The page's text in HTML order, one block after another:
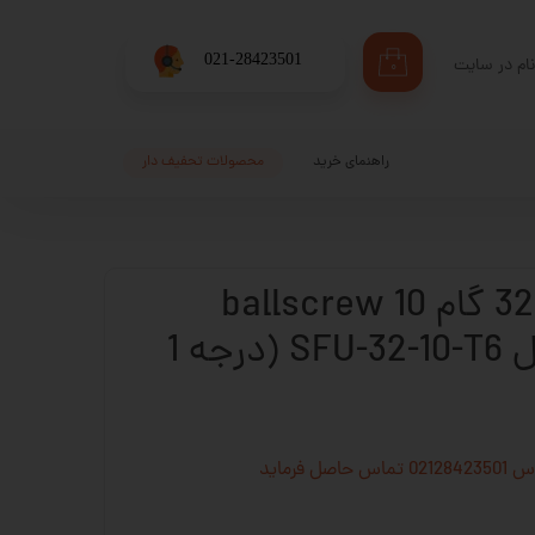
​021-28423501 ۰ در سایت
محصولات تحفیف دار راهنمای خرید
مهره بال اسکرو 32 گام 10 ballscrew
ساخت چین مدل SFU-32-10-T6 (درجه 1